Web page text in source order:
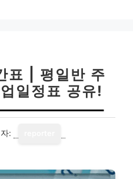
표 | 평일반 주
일정표 공유!
: